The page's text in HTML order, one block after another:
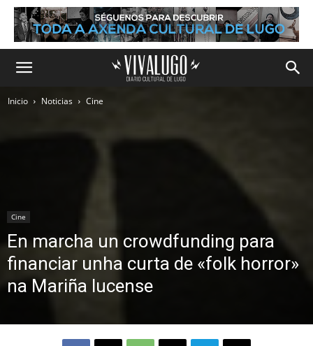
Inicio Noticias Cine
Cine
En marcha un crowdfunding para
financiar unha curta de «folk horror»
na Mariña lucense